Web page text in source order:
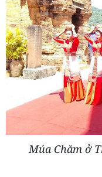
Múa Chăm ở